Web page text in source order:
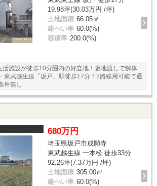
19.98坪(30.03万円 /坪)
土地面積 66.05㎡
建ぺい率 60.0(%)
容積率 200.0(%)
活施設が徒歩10分圏内の好立地！更地渡しで解体
東武越生線「坂戸」駅徒歩17分！2路線用可能で通
件無し
680万円
埼玉県坂戸市成願寺
東武越生線 一本松 徒歩33分
92.26坪(7.37万円 /坪)
土地面積 305.00㎡
建ぺい率 60.0(%)